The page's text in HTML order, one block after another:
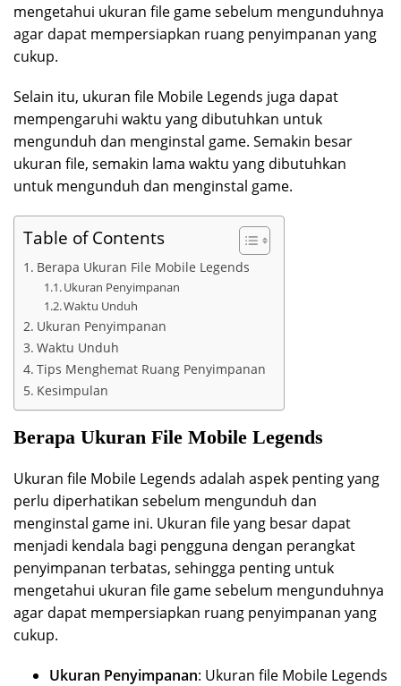
mengetahui ukuran file game sebelum mengunduhnya
agar dapat mempersiapkan ruang penyimpanan yang
cukup.
Selain itu, ukuran file Mobile Legends juga dapat
mempengaruhi waktu yang dibutuhkan untuk
mengunduh dan menginstal game. Semakin besar
ukuran file, semakin lama waktu yang dibutuhkan
untuk mengunduh dan menginstal game.
Table of Contents
Berapa Ukuran File Mobile Legends
Ukuran Penyimpanan
Waktu Unduh
Ukuran Penyimpanan
Waktu Unduh
Tips Menghemat Ruang Penyimpanan
Kesimpulan
Berapa Ukuran File Mobile Legends
Ukuran file Mobile Legends adalah aspek penting yang
perlu diperhatikan sebelum mengunduh dan
menginstal game ini. Ukuran file yang besar dapat
menjadi kendala bagi pengguna dengan perangkat
penyimpanan terbatas, sehingga penting untuk
mengetahui ukuran file game sebelum mengunduhnya
agar dapat mempersiapkan ruang penyimpanan yang
cukup.
Ukuran Penyimpanan: Ukuran file Mobile Legends